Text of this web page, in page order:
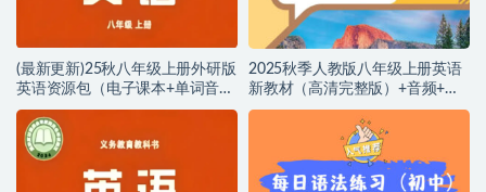
(最新更新)25秋八年级上册外研版
英语资源包（电子课本+单词音频
+课堂笔记+课件PPT）
2025秋季人教版八年级上册英语
新教材（高清完整版）+音频+笔
记+单词默写+知识清单+单元练习